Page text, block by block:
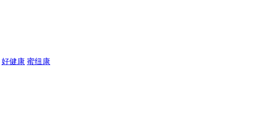
好健康 蜜纽康